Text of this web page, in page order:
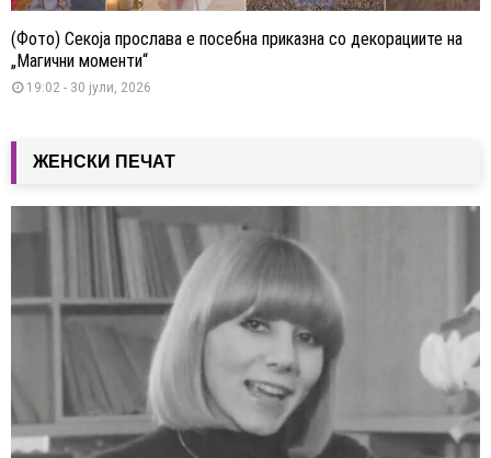
(Фото) Секоја прослава е посебна приказна со декорациите на
„Магични моменти“
19:02 - 30 јули, 2026
ЖЕНСКИ ПЕЧАТ